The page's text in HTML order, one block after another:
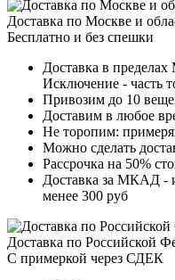
Доставка по Москве и
Бесплатно и без спешки
Доставка в
Исключение - часть
Привозим до 10
Доставим в любое
Не торопим:
Можно сделать
Рассрочка на 50%
Доставка за МКАД -
менее 300 руб
Доставка по Российской
С примеркой через СДЕК